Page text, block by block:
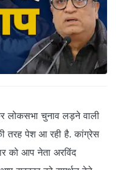
लोकसभा चुनाव लड़ने वाली
तरह पेश आ रही है. कांग्रेस
को आप नेता अरविंद